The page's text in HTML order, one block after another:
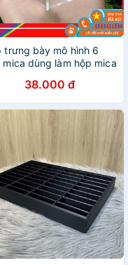
trưng bày mô hình 6
mica dùng làm hộp mica
38.000 đ